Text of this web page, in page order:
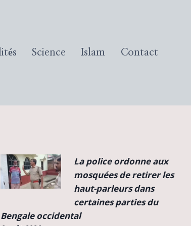
Science Islam Contact
La police ordonne aux
mosquées de retirer les
haut-parleurs dans
certaines parties du
Bengale occidental